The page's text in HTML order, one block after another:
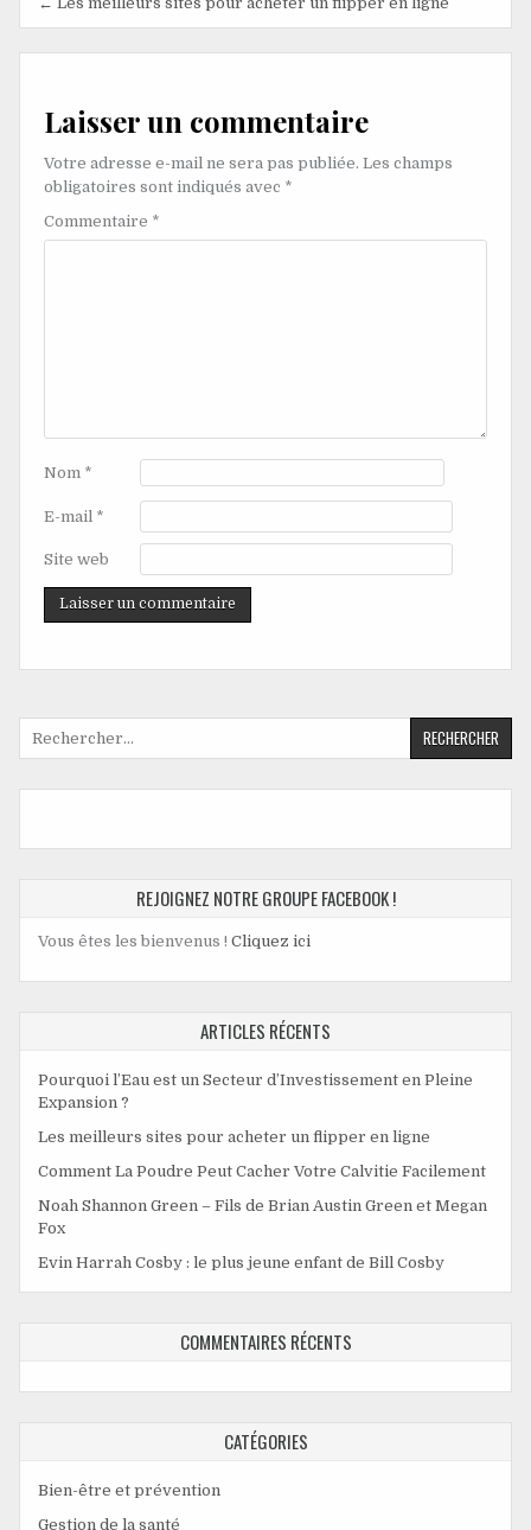
de
Laisser un commentaire
Votre adresse e-mail ne sera pas publiée. Les champs
obligatoires sont indiqués avec *
Commentaire *
Nom *
E-mail *
Site web
Rechercher :
REJOIGNEZ NOTRE GROUPE FACEBOOK !
Vous êtes les bienvenus ! Cliquez ici
ARTICLES RÉCENTS
Pourquoi l’Eau est un Secteur d’Investissement en Pleine
Expansion ?
Les meilleurs sites pour acheter un flipper en ligne
Comment La Poudre Peut Cacher Votre Calvitie Facilement
Noah Shannon Green – Fils de Brian Austin Green et Megan
Fox
Evin Harrah Cosby : le plus jeune enfant de Bill Cosby
COMMENTAIRES RÉCENTS
CATÉGORIES
Bien-être et prévention
Gestion de la santé